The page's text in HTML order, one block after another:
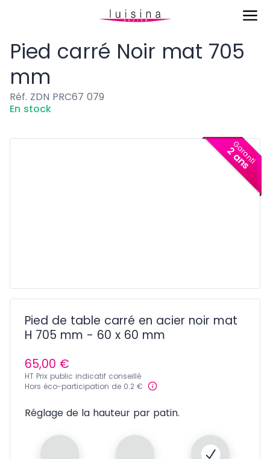
Pied carré Noir mat 705 mm
Pied carré Noir mat 705
mm
Réf. ZDN PRC67 079
En stock
Garanti
2 ans
Pied de table carré en acier noir mat
H 705 mm - 60 x 60 mm
65,00 €
HT Prix public indicatif conseillé
Hors éco-participation de 0.2 €
Réglage de la hauteur par patin.